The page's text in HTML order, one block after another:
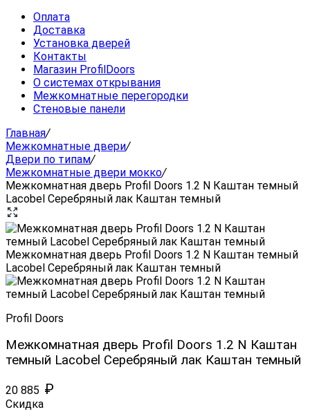
Оплата
Доставка
Установка дверей
Контакты
Магазин ProfilDoors
О системах открывания
Межкомнатные перегородки
Стеновые панели
Главная/
Межкомнатные двери/
Двери по типам/
Межкомнатные двери мокко/
Межкомнатная дверь Profil Doors 1.2 N Каштан темный
Lacobel Серебряный лак Каштан темный
Межкомнатная дверь Profil Doors 1.2 N Каштан темный
Lacobel Серебряный лак Каштан темный
Profil Doors
Межкомнатная дверь Profil Doors 1.2 N Каштан
темный Lacobel Серебряный лак Каштан темный
20 885 ₽
Скидка